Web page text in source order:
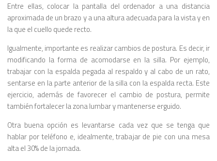
Entre ellas, colocar la pantalla del ordenador a una distancia
aproximada de un brazo y a una altura adecuada para la vista y en
la que el cuello quede recto.
Igualmente, importante es realizar cambios de postura. Es decir, ir
modificando la forma de acomodarse en la silla. Por ejemplo,
trabajar con la espalda pegada al respaldo y al cabo de un rato,
sentarse en la parte anterior de la silla con la espalda recta. Este
ejercicio, además de favorecer el cambio de postura, permite
también fortalecer la zona lumbar y mantenerse erguido.
Otra buena opción es levantarse cada vez que se tenga que
hablar por teléfono e, idealmente, trabajar de pie con una mesa
alta el 30% de la jornada.